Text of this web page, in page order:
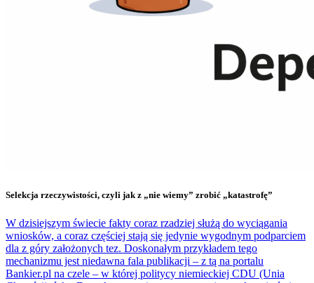
Selekcja rzeczywistości, czyli jak z „nie wiemy” zrobić „katastrofę”
W dzisiejszym świecie fakty coraz rzadziej służą do wyciągania
wniosków, a coraz częściej stają się jedynie wygodnym podparciem
dla z góry założonych tez. Doskonałym przykładem tego
mechanizmu jest niedawna fala publikacji – z tą na portalu
Bankier.pl na czele – w której politycy niemieckiej CDU (Unia